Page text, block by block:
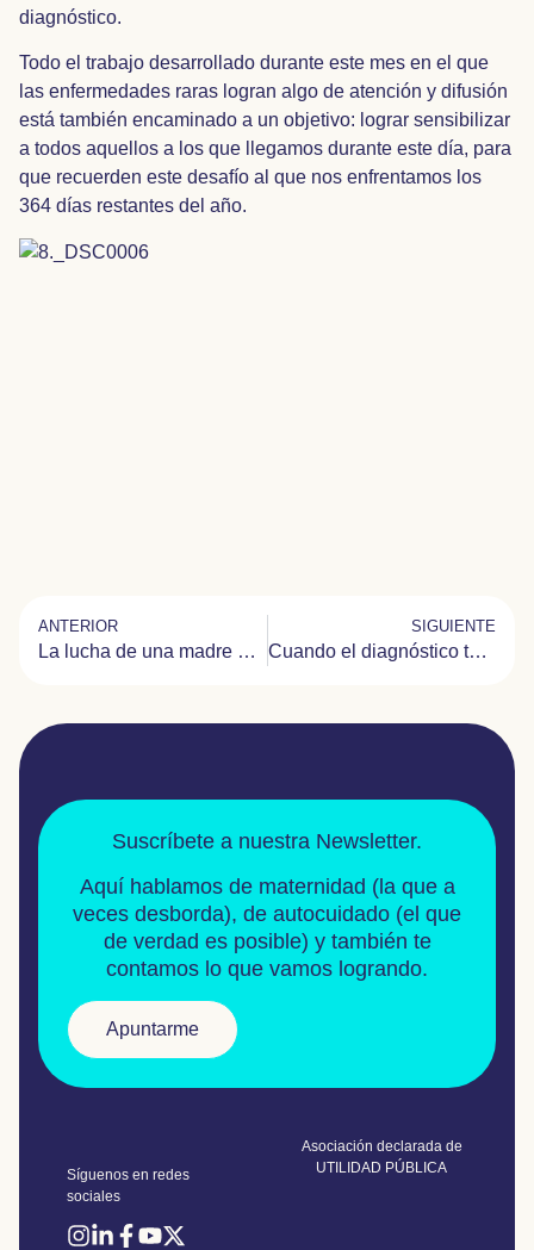
diagnóstico.
Todo el trabajo desarrollado durante este mes en el que
las enfermedades raras logran algo de atención y difusión
está también encaminado a un objetivo: lograr sensibilizar
a todos aquellos a los que llegamos durante este día, para
que recuerden este desafío al que nos enfrentamos los
364 días restantes del año.
ANTERIOR
La lucha de una madre que se convirtió en referente de Tay-Sachs
SIGUIENTE
Cuando el diagnóstico tarda en llegar
Suscríbete a nuestra Newsletter.
Aquí hablamos de maternidad (la que a
veces desborda), de autocuidado (el que
de verdad es posible) y también te
contamos lo que vamos logrando.
Apuntarme
Síguenos en redes
sociales
Asociación declarada de
UTILIDAD PÚBLICA